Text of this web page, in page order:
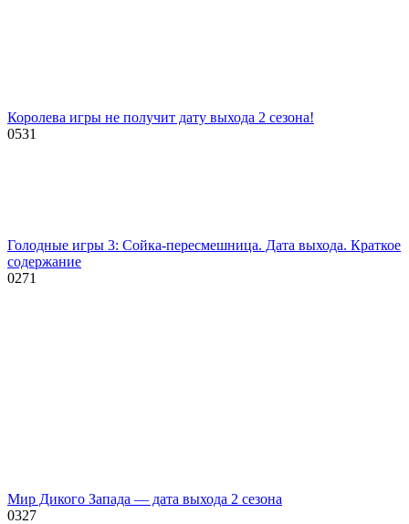
Королева игры не получит дату выхода 2 сезона!
0531
Голодные игры 3: Сойка-пересмешница. Дата выхода. Краткое
содержание
0271
Мир Дикого Запада — дата выхода 2 сезона
0327